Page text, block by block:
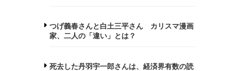
つげ義春さんと白土三平さん カリスマ漫画
家、二人の「違い」とは？
死去した丹羽宇一郎さんは、経済界有数の読